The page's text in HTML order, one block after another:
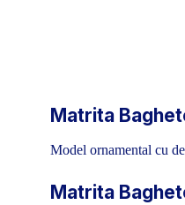
Matrita
Model ornamental cu
Matrita